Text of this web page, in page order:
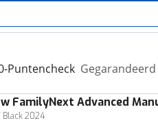
Puntencheck
FamilyNext Advanced
Black 2024